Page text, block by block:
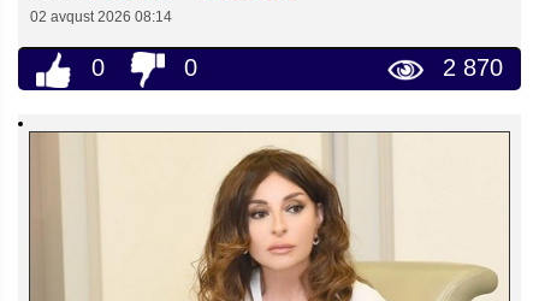
02 avqust 2026 08:14
0 0 2 870